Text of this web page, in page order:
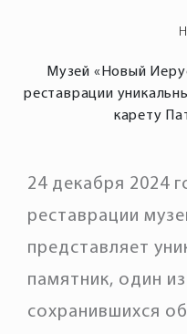
Музей «Новый
реставрации
карету
24 декабря 2024
реставрации
представляет
памятник, один
сохранившихся